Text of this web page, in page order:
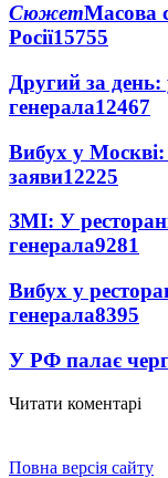
СюжетМасова
Росії15755
Другий за
генерала12467
Вибух у Москві:
заяви12225
ЗМІ: У
генерала9281
Вибух у
генерала8395
У РФ палає
Читати коментарі
Повна версія сайту